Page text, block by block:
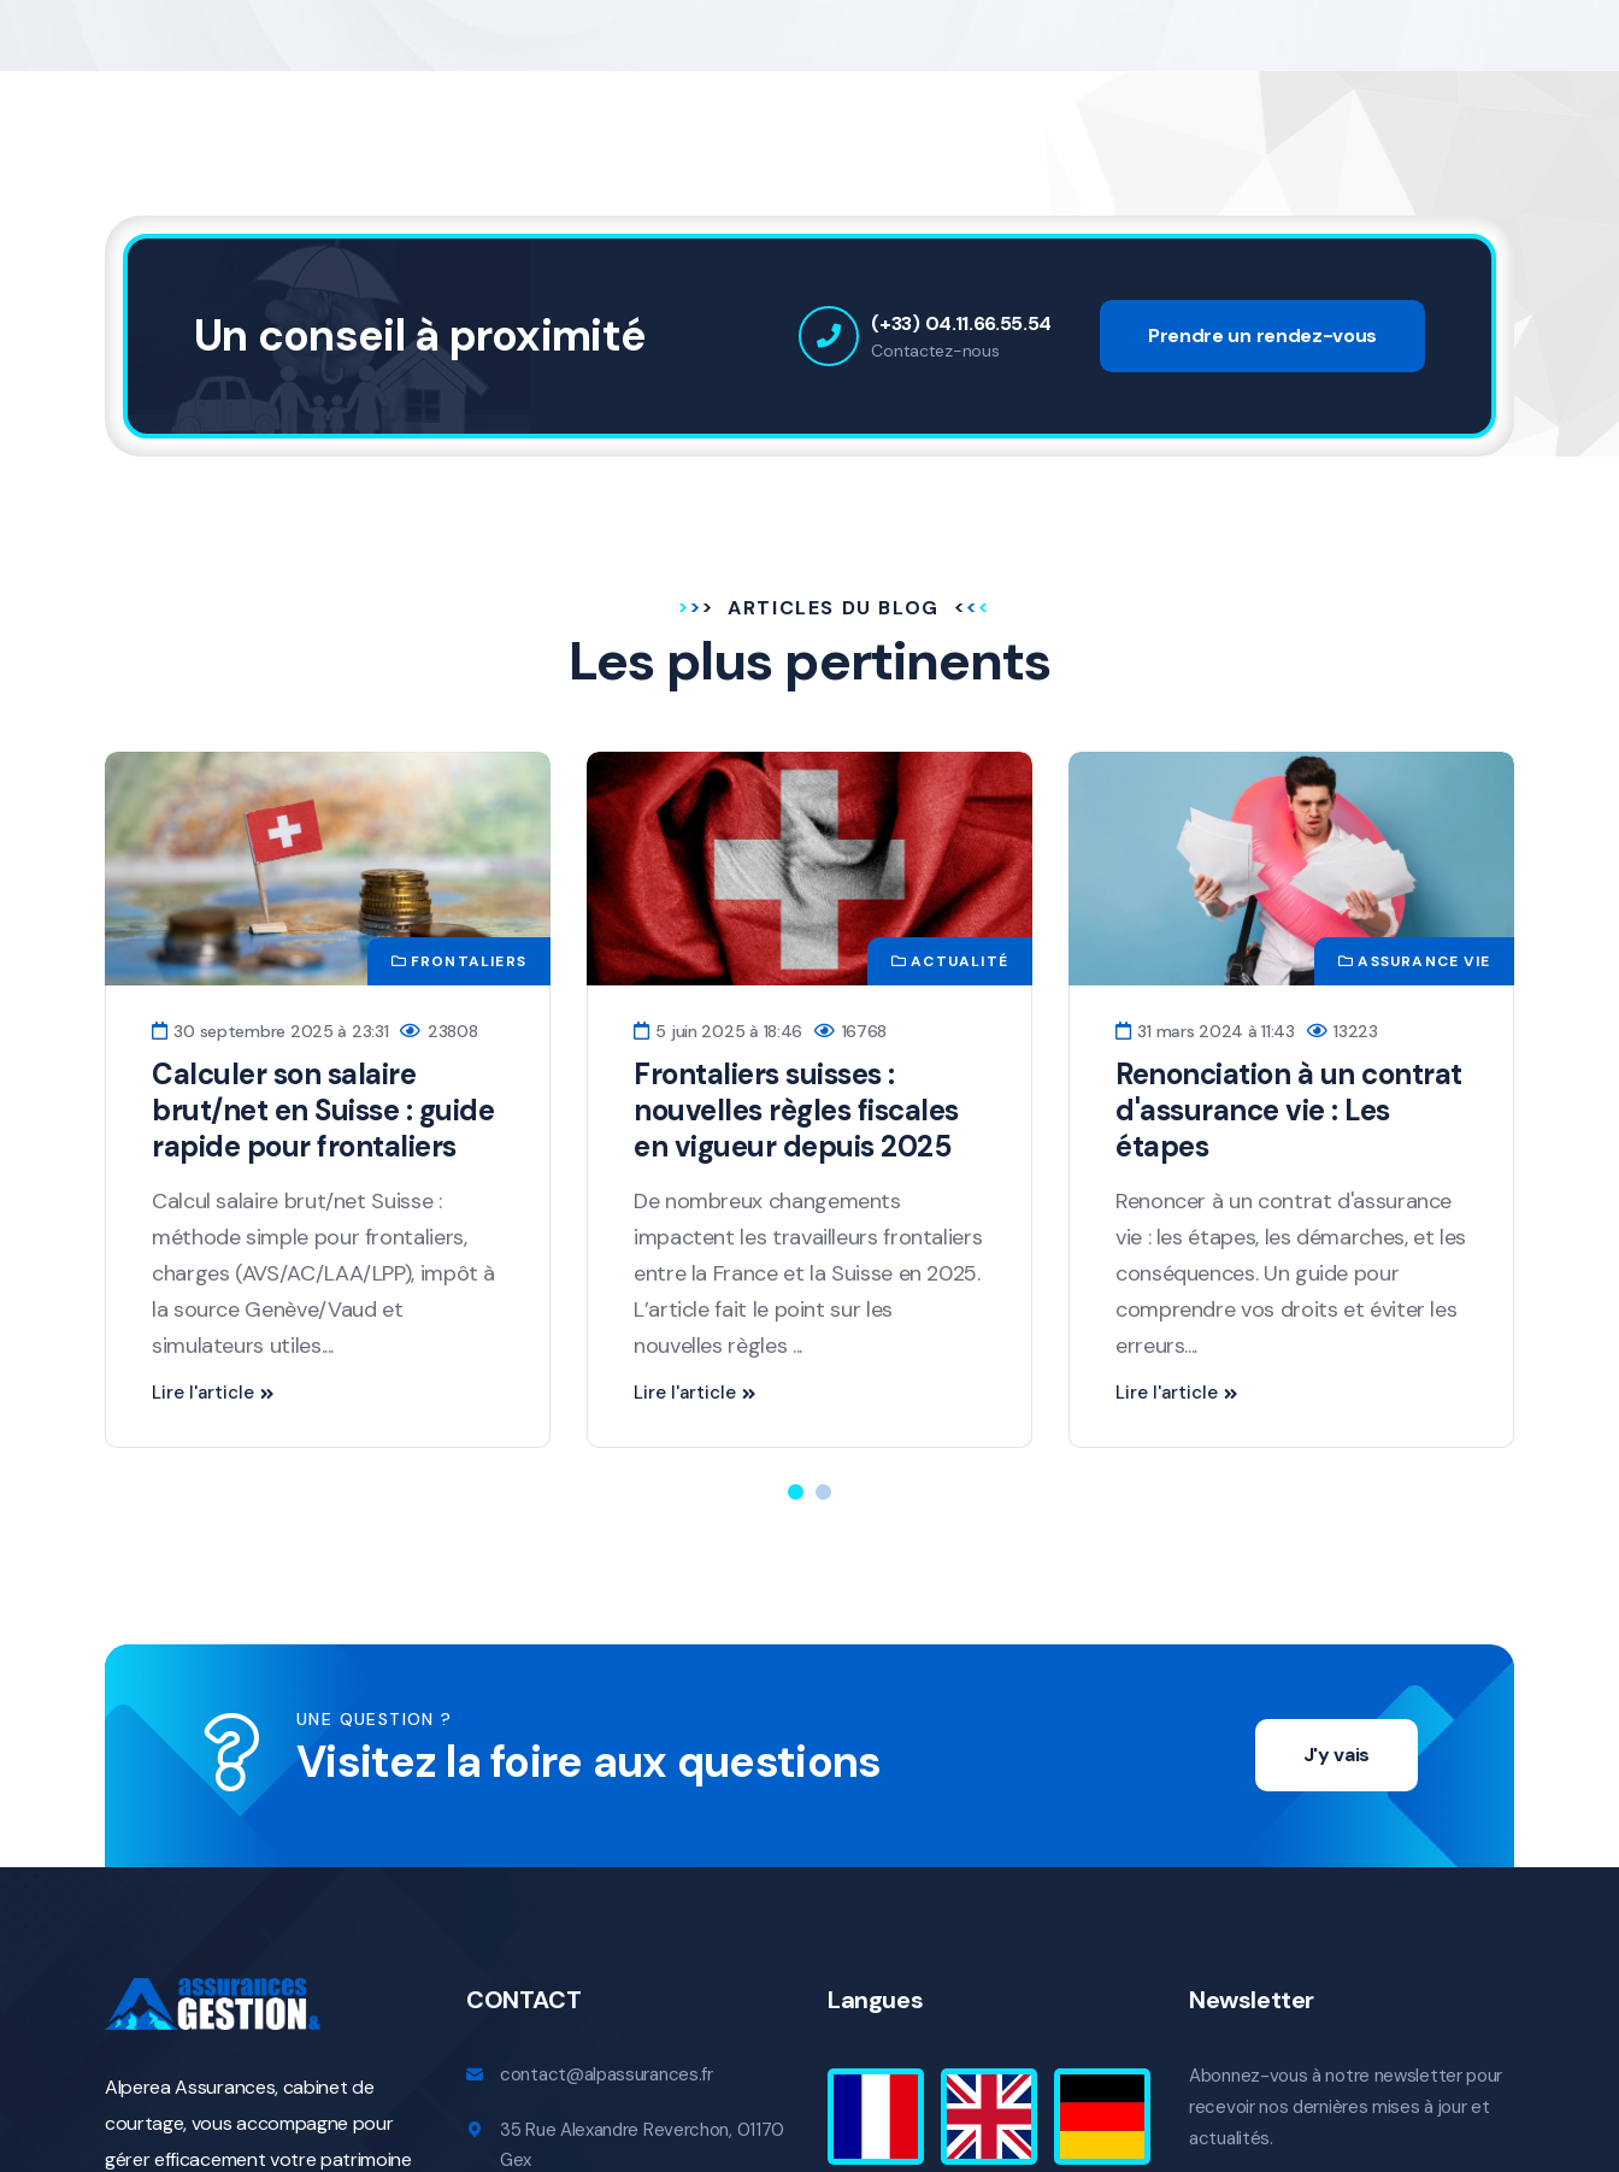
Un conseil à proximité (+33) 04.11.66.55.54
Contactez-nous
Prendre un rendez-vous
ARTICLES DU BLOG
Les plus pertinents
FRONTALIERS
30 septembre 2025 à 23:31 23808
Calculer son salaire
brut/net en Suisse : guide
rapide pour frontaliers
Calcul salaire brut/net Suisse :
méthode simple pour frontaliers,
charges (AVS/AC/LAA/LPP), impôt à
la source Genève/Vaud et
simulateurs utiles....
Lire l'article
ACTUALITÉ
5 juin 2025 à 18:46 16768
Frontaliers suisses :
nouvelles règles fiscales
en vigueur depuis 2025
De nombreux changements
impactent les travailleurs frontaliers
entre la France et la Suisse en 2025.
L’article fait le point sur les
nouvelles règles ...
Lire l'article
ASSURANCE VIE
31 mars 2024 à 11:43 13223
Renonciation à un contrat
d'assurance vie : Les
étapes
Renoncer à un contrat d'assurance
vie : les étapes, les démarches, et les
conséquences. Un guide pour
comprendre vos droits et éviter les
erreurs....
Lire l'article
UNE QUESTION ?
Visitez la foire aux questions J'y vais
Alperea Assurances, cabinet de
courtage, vous accompagne pour
gérer efficacement votre patrimoine
CONTACT
contact@alpassurances.fr
35 Rue Alexandre Reverchon, 01170
Gex
Langues Newsletter
Abonnez-vous à notre newsletter pour
recevoir nos dernières mises à jour et
actualités.